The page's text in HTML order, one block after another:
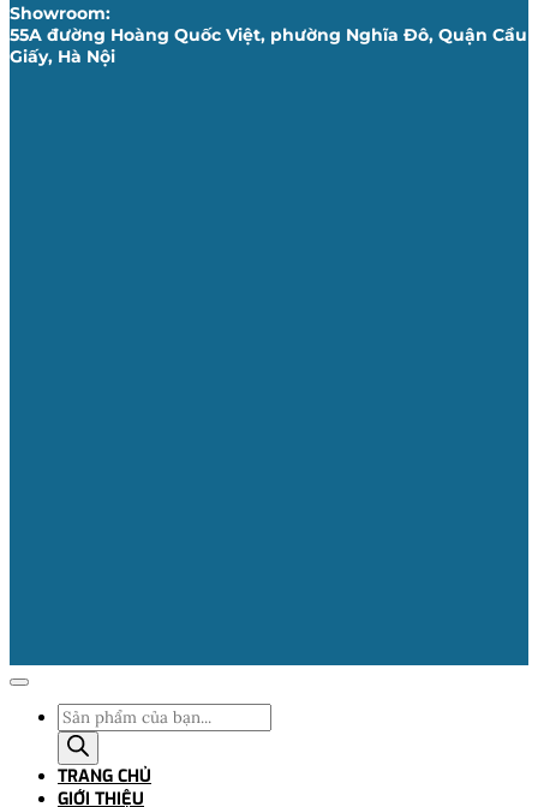
Showroom:
55A đường Hoàng Quốc Việt, phường Nghĩa Đô, Quận Cầu
Giấy, Hà Nội
Tìm
kiếm
sản
phẩm
TRANG CHỦ
GIỚI THIỆU